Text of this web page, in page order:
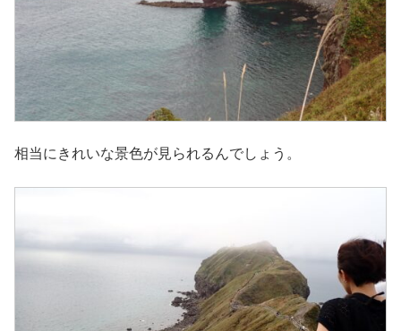
相当にきれいな景色が見られるんでしょう。